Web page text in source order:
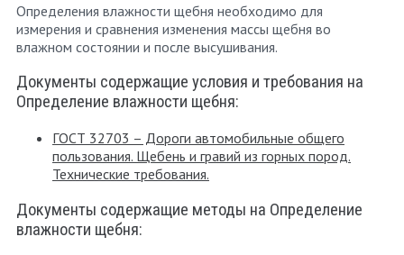
Определения влажности щебня необходимо для
измерения и сравнения изменения массы щебня во
влажном состоянии и после высушивания.
Документы содержащие условия и требования на
Определение влажности щебня:
ГОСТ 32703 – Дороги автомобильные общего
пользования. Щебень и гравий из горных пород.
Технические требования.
Документы содержащие методы на Определение
влажности щебня: